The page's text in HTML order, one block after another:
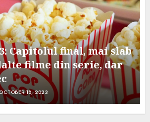
Capitolul final, mai slab
filme din serie, dar
18, 2023